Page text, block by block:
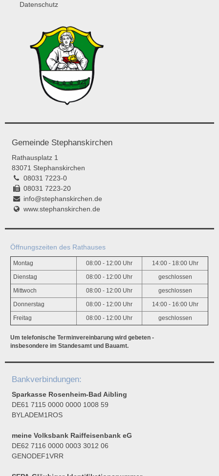
Datenschutz
Gemeinde Stephanskirchen
Rathausplatz 1
83071 Stephanskirchen
08031 7223-0
08031 7223-20
info@stephanskirchen.de
www.stephanskirchen.de
Öffnungszeiten des Rathauses
Montag 08:00 - 12:00 Uhr 14:00 - 18:00 Uhr
Dienstag 08:00 - 12:00 Uhr geschlossen
Mittwoch 08:00 - 12:00 Uhr geschlossen
Donnerstag 08:00 - 12:00 Uhr 14:00 - 16:00 Uhr
Freitag 08:00 - 12:00 Uhr geschlossen
Um telefonische Terminvereinbarung wird gebeten -
insbesondere im Standesamt und Bauamt.
Bankverbindungen:
Sparkasse Rosenheim-Bad Aibling
DE61 7115 0000 0000 1008 59
BYLADEM1ROS
meine Volksbank Raiffeisenbank eG
DE62 7116 0000 0003 3012 06
GENODEF1VRR